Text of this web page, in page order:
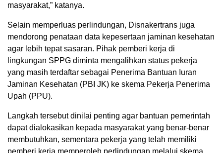
masyarakat,” katanya.
Selain memperluas perlindungan, Disnakertrans juga
mendorong penataan data kepesertaan jaminan kesehatan
agar lebih tepat sasaran. Pihak pemberi kerja di
lingkungan SPPG diminta mengalihkan status pekerja
yang masih terdaftar sebagai Penerima Bantuan Iuran
Jaminan Kesehatan (PBI JK) ke skema Pekerja Penerima
Upah (PPU).
Langkah tersebut dinilai penting agar bantuan pemerintah
dapat dialokasikan kepada masyarakat yang benar-benar
membutuhkan, sementara pekerja yang telah memiliki